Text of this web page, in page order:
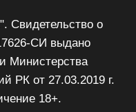
Свидетельство о
СИ выдано
Министерства
РК от 27.03.2019 г.
18+.